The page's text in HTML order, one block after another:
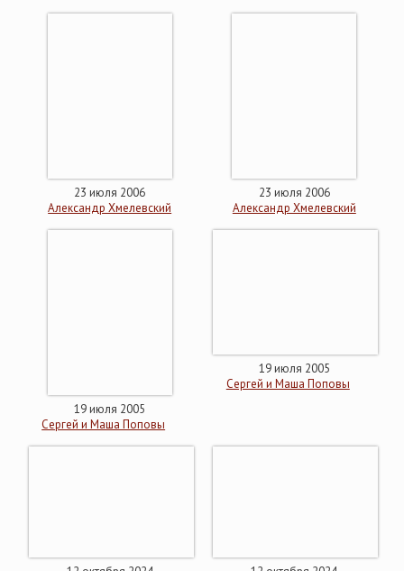
23 июля 2006
Александр Хмелевский
23 июля 2006
Александр Хмелевский
19 июля 2005
Сергей и Маша Поповы
19 июля 2005
Сергей и Маша Поповы